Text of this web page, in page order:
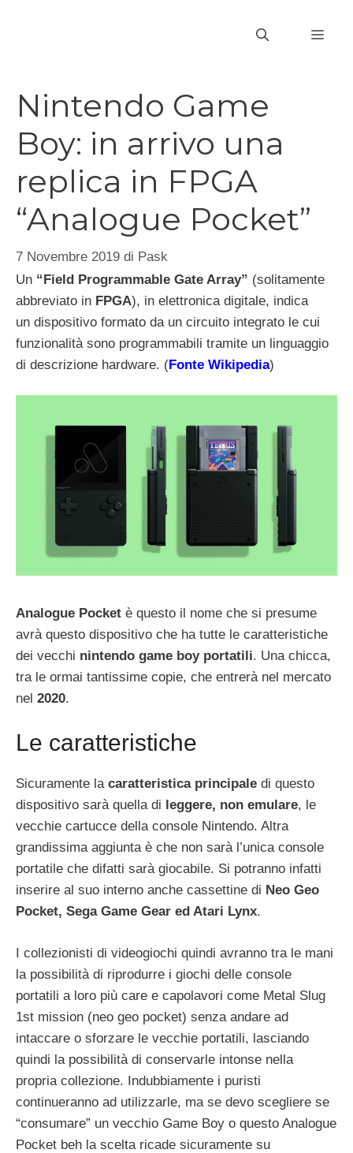
Nintendo Game
Boy: in arrivo una
replica in FPGA
“Analogue Pocket”
7 Novembre 2019 di Pask
Un “Field Programmable Gate Array” (solitamente
abbreviato in FPGA), in elettronica digitale, indica
un dispositivo formato da un circuito integrato le cui
funzionalità sono programmabili tramite un linguaggio
di descrizione hardware. (Fonte Wikipedia)
Analogue Pocket è questo il nome che si presume
avrà questo dispositivo che ha tutte le caratteristiche
dei vecchi nintendo game boy portatili. Una chicca,
tra le ormai tantissime copie, che entrerà nel mercato
nel 2020.
Le caratteristiche
Sicuramente la caratteristica principale di questo
dispositivo sarà quella di leggere, non emulare, le
vecchie cartucce della console Nintendo. Altra
grandissima aggiunta è che non sarà l’unica console
portatile che difatti sarà giocabile. Si potranno infatti
inserire al suo interno anche cassettine di Neo Geo
Pocket, Sega Game Gear ed Atari Lynx.
I collezionisti di videogiochi quindi avranno tra le mani
la possibilità di riprodurre i giochi delle console
portatili a loro più care e capolavori come Metal Slug
1st mission (neo geo pocket) senza andare ad
intaccare o sforzare le vecchie portatili, lasciando
quindi la possibilità di conservarle intonse nella
propria collezione. Indubbiamente i puristi
continueranno ad utilizzarle, ma se devo scegliere se
“consumare” un vecchio Game Boy o questo Analogue
Pocket beh la scelta ricade sicuramente su